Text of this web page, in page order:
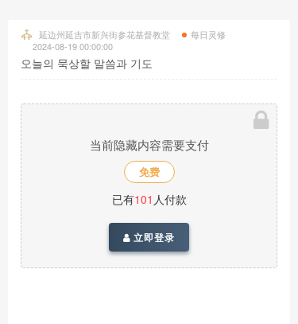
延边州延吉市新兴街参花基督教堂
每日灵修
2024-08-19 00:00:00
오늘의 묵상할 말씀과 기도
当前隐藏内容需要支付
免费
已有101 人付款
立即登录